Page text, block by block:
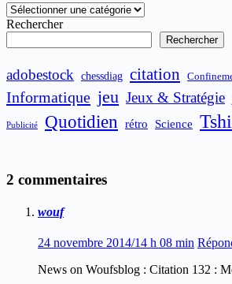
Catégories
Rechercher
Rechercher
adobestock chessdiag citation
Informatique jeu Jeux & Stratégie
Publicité Quotidien rétro Science
2 commentaires
wouf
24 novembre 2014/14 h 08 min
News on Woufsblog : Citation 132 :